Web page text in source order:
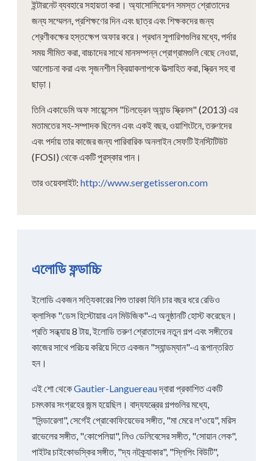
ইন্টারনেট ব্যবহারে সহায়তা করা। অ্যাসোসিয়েশন সমস্ত শ্রোতাদের
জন্য সম্মেলন, প্রশিক্ষণের দিন এবং ছাত্র এবং শিক্ষকদের জন্য
শ্রেণীকক্ষের হস্তক্ষেপ অফার করে। প্রধান সুপারিশগুলির মধ্যে, পর্দার
সময় সীমিত করা, বাচ্চাদের সাথে মানসম্পন্ন প্রোগ্রামগুলি বেছে নেওয়া,
আলোচনা করা এবং সৃজনশীল ক্রিয়াকলাপকে উত্সাহিত করা, স্ক্রিন সহ বা
ছাড়া।
তিনি একাডেমি অফ সায়েন্সেস "চিলড্রেন অ্যান্ড স্ক্রিনস" (2013) এর
মতামতের সহ-সম্পাদক ছিলেন এবং একই বছর, ওয়াশিংটনে, তরুণদের
এবং পর্দায় তার কাজের জন্য পারিবারিক অনলাইন সেফটি ইনস্টিটিউট
(FOSI) থেকে একটি পুরস্কার পান।
তার ওয়েবসাইট: http://www.sergetisseron.com
এলোডি ফন্ডাচ্চি
ইলোডি একজন সত্যিকারের শিশু তারকা যিনি চার বছর ধরে রেডিও
ক্লাসিক "ডেস হিস্টোয়ার এন মিউজিক"-এ অনুষ্ঠানটি হোস্ট করেছেন।
প্রতি সন্ধ্যায় 8 টায়, ইলোডি তরুণ শ্রোতাদের নতুন গল্প এবং সঙ্গীতের
কাজের সাথে পরিচয় করিয়ে দিতে একজন "স্যান্ডম্যান"-এ রূপান্তরিত
হন।
এই শো থেকেGautier-Languereauদ্বারা প্রকাশিত একটি
চমৎকার সংগ্রহের জন্ম হয়েছিল। বাদ্যযন্ত্রের গল্পগুলির মধ্যে,
"সিন্ডারেলা", সের্গেই প্রোকোফিয়েভের সঙ্গীত, "মা মেরে ল'ওয়ে", মরিস
রাভেলের সঙ্গীত, "কোপেলিয়া", লিও ডেলিবেসের সঙ্গীত, "সোয়ান লেক",
পাইটর চাইকোভস্কির সঙ্গীত, "দ্য নটক্র্যাকার", "স্লিপিং বিউটি",